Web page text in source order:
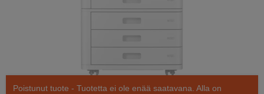
Poistunut tuote - Tuotetta ei ole enää saatavana. Alla on